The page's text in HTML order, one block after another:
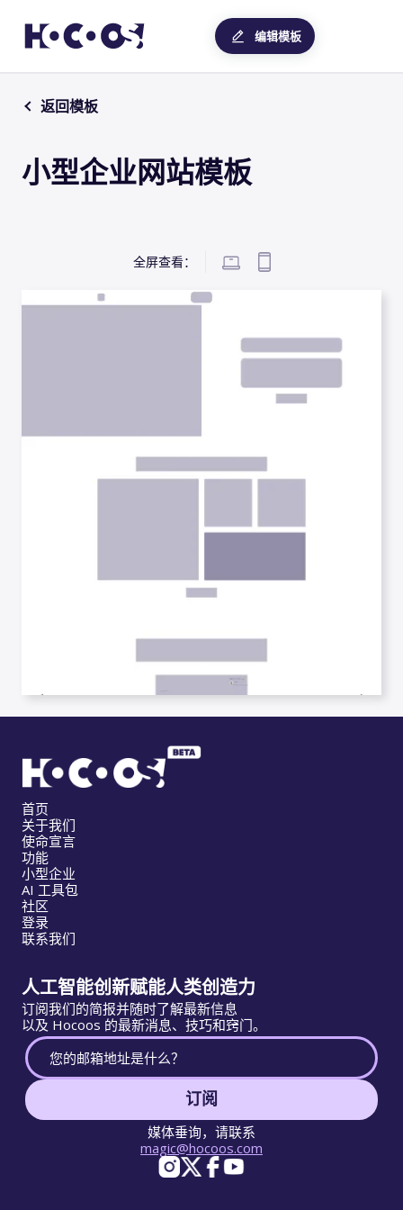
编辑模板
返回模板
小型企业网站模板
全屏查看：
首页
关于我们
使命宣言
功能
小型企业
AI 工具包
社区
登录
联系我们
人工智能创新赋能人类创造力
订阅我们的简报并随时了解最新信息
以及 Hocoos 的最新消息、技巧和窍门。
订阅
媒体垂询，请联系
magic@hocoos.com